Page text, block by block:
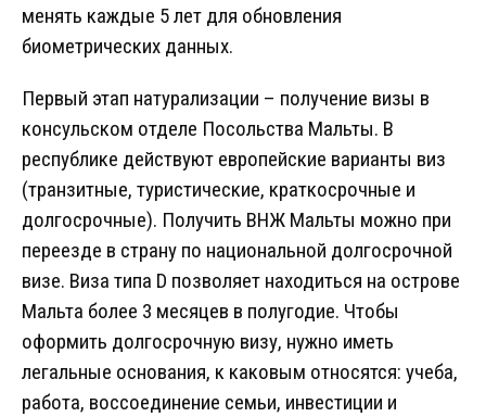
менять каждые 5 лет для обновления
биометрических данных.
Первый этап натурализации – получение визы в
консульском отделе Посольства Мальты. В
республике действуют европейские варианты виз
(транзитные, туристические, краткосрочные и
долгосрочные). Получить ВНЖ Мальты можно при
переезде в страну по национальной долгосрочной
визе. Виза типа D позволяет находиться на острове
Мальта более 3 месяцев в полугодие. Чтобы
оформить долгосрочную визу, нужно иметь
легальные основания, к каковым относятся: учеба,
работа, воссоединение семьи, инвестиции и